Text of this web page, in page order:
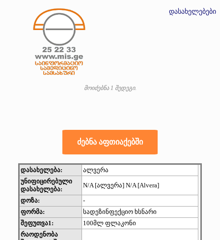
დასახელებები
მოიძებნა 1 შედეგი.
დასახელება:
ალვერა
უნიფიცირებული
დასახელება:
N/A [ალვერა] N/A [Alvera]
დოზა:
-
ფორმა:
სადეზინფექციო ხსნარი
შეფუთვა1:
100მლ ფლაკონი
რაოდენობა